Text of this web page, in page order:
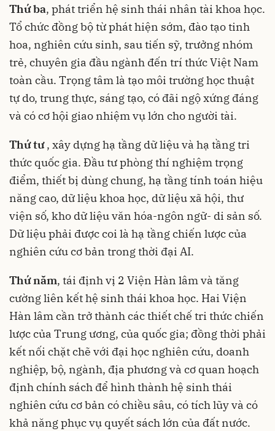
Thứ ba, phát triển hệ sinh thái nhân tài khoa học.
Tổ chức đồng bộ từ phát hiện sớm, đào tạo tinh
hoa, nghiên cứu sinh, sau tiến sỹ, trưởng nhóm
trẻ, chuyên gia đầu ngành đến trí thức Việt Nam
toàn cầu. Trọng tâm là tạo môi trường học thuật
tự do, trung thực, sáng tạo, có đãi ngộ xứng đáng
và có cơ hội giao nhiệm vụ lớn cho người tài.
Thứ tư, xây dựng hạ tầng dữ liệu và hạ tầng tri
thức quốc gia. Đầu tư phòng thí nghiệm trọng
điểm, thiết bị dùng chung, hạ tầng tính toán hiệu
năng cao, dữ liệu khoa học, dữ liệu xã hội, thư
viện số, kho dữ liệu văn hóa-ngôn ngữ- di sản số.
Dữ liệu phải được coi là hạ tầng chiến lược của
nghiên cứu cơ bản trong thời đại AI.
Thứ năm, tái định vị 2 Viện Hàn lâm và tăng
cường liên kết hệ sinh thái khoa học. Hai Viện
Hàn lâm cần trở thành các thiết chế tri thức chiến
lược của Trung ương, của quốc gia; đồng thời phải
kết nối chặt chẽ với đại học nghiên cứu, doanh
nghiệp, bộ, ngành, địa phương và cơ quan hoạch
định chính sách để hình thành hệ sinh thái
nghiên cứu cơ bản có chiều sâu, có tích lũy và có
khả năng phục vụ quyết sách lớn của đất nước.